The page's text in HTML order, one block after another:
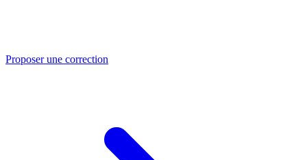
Proposer une correction